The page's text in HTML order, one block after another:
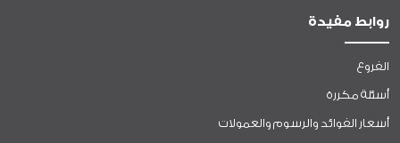
روابط مفيدة
الفروع
أسئلة مكررة
أسعار الفوائد والرسوم والعمولات